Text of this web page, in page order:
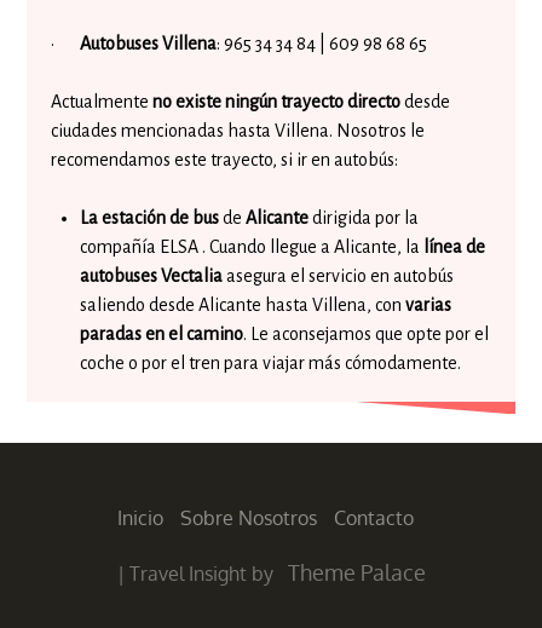
·Autobuses Villena: 965 34 34 84 | 609 98 68 65
Actualmenteno existe ningún trayecto directodesde
ciudades mencionadas hasta Villena. Nosotros le
recomendamos este trayecto, si ir en autobús:
La estación de busde Alicantedirigida por la
compañía ELSA . Cuando llegue a Alicante, la
línea de
autobuses Vectaliaasegura el servicio en autobús
saliendo desde Alicante hasta Villena, convarias
paradas en el camino. Le aconsejamos que opte por el
coche o por el tren para viajar más cómodamente.
Inicio Sobre Nosotros Contacto
| Travel Insight by Theme Palace